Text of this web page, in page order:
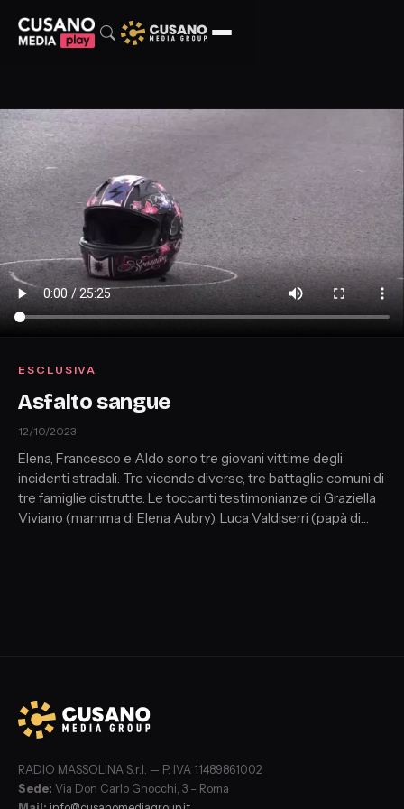
ESCLUSIVA
Asfalto sangue
12/10/2023
Elena, Francesco e Aldo sono tre giovani vittime degli
incidenti stradali. Tre vicende diverse, tre battaglie comuni di
tre famiglie distrutte. Le toccanti testimonianze di Graziella
Viviano (mamma di Elena Aubry), Luca Valdiserri (papà di
RADIO MASSOLINA S.r.l. — P. IVA 11489861002
Sede: Via Don Carlo Gnocchi, 3 – Roma